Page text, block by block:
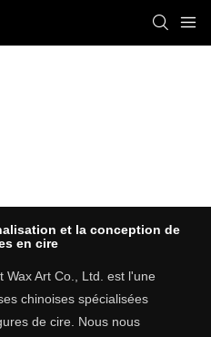
et la conception de
en cire
Wax Art Co., Ltd. est l'une
chinoises spécialisées
de cire. Nous nous